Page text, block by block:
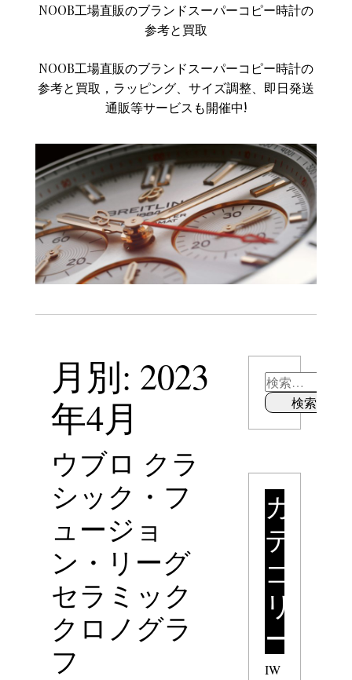
NOOB工場直販のブランドスーパーコピー時計の
参考と買取
NOOB工場直販のブランドスーパーコピー時計の
参考と買取，ラッピング、サイズ調整、即日発送
通販等サービスも開催中!
月別: 2023
年4月
ウブロ クラ
シック・フ
ュージョ
ン・リーグ
セラミック
クロノグラ
フ
カ
テ
ゴ
リ
ー
IW